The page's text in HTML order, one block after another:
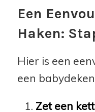
Een
Haken:
Hier is een
een
Zet een